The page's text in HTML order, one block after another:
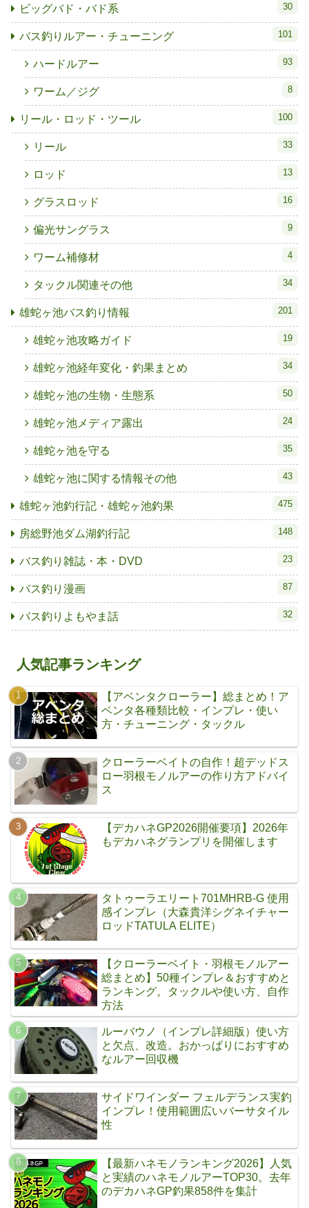
ビッグバド・バド系 30
バス釣りルアー・チューニング 101
ハードルアー 93
ワーム／ジグ 8
リール・ロッド・ツール 100
リール 33
ロッド 13
グラスロッド 16
偏光サングラス 9
ワーム補修材 4
タックル関連その他 34
雄蛇ヶ池バス釣り情報 201
雄蛇ヶ池攻略ガイド 19
雄蛇ヶ池経年変化・釣果まとめ 34
雄蛇ヶ池の生物・生態系 50
雄蛇ヶ池メディア露出 24
雄蛇ヶ池を守る 35
雄蛇ヶ池に関する情報その他 43
雄蛇ヶ池釣行記・雄蛇ヶ池釣果 475
房総野池ダム湖釣行記 148
バス釣り雑誌・本・DVD 23
バス釣り漫画 87
バス釣りよもやま話 32
人気記事ランキング
【アベンタクローラー】総まとめ！ア
ベンタ各種類比較・インプレ・使い
方・チューニング・タックル
クローラーベイトの自作！超デッドス
ロー羽根モノルアーの作り方アドバイ
ス
【デカハネGP2026開催要項】2026年
もデカハネグランプリを開催します
タトゥーラエリート701MHRB-G 使用
感インプレ（大森貴洋シグネイチャー
ロッドTATULA ELITE）
【クローラーベイト・羽根モノルアー
総まとめ】50種インプレ＆おすすめと
ランキング。タックルや使い方、自作
方法
ルーバウノ（インプレ詳細版）使い方
と欠点、改造。おかっぱりにおすすめ
なルアー回収機
サイドワインダー フェルデランス実釣
インプレ！使用範囲広いバーサタイル
性
【最新ハネモノランキング2026】人気
と実績のハネモノルアーTOP30。去年
のデカハネGP釣果858件を集計